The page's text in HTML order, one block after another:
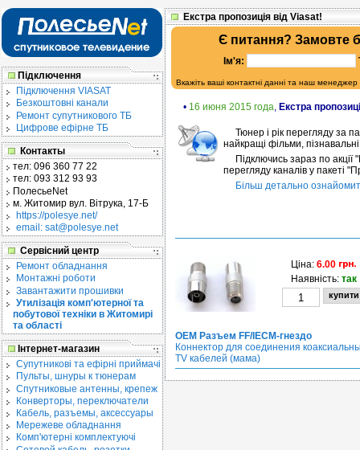
Підключення
Підключення VIASAT
Безкоштовні канали
Ремонт супутникового ТБ
Цифрове ефірне ТБ
Контакты
тел: 096 360 77 22
тел: 093 312 93 93
ПолесьеNet
м. Житомир вул. Вітрука, 17-Б
https://polesye.net/
email: sat@polesye.net
Сервісний центр
Ремонт обладнання
Монтажні роботи
Завантажити прошивки
Утилізація комп'ютерної та
побутової техніки в Житомирі
та області
Інтернет-магазин
Cупутникові та ефірні приймачі
Пульты, шнуры к тюнерам
Спутниковые антенны, крепеж
Конверторы, переключатели
Кабель, разъемы, аксессуары
Мережеве обладнання
Комп'ютерні комплектуючі
Екстра пропозиція від Viasat!
Є питання? Замовте
Ім'я:
Вкажіть ваші контактні данні та наш
• 16 июня 2015 года, Екстра
Тюнер і рік перегляду за
найкращі фільми,
Підключись зараз по
перегляду каналів у
Більш детально
Ціна: 6.00
Наявність: так
OEM Разъем FF/IECM-гнездо
Коннектор для соединения
TV кабелей (мама)